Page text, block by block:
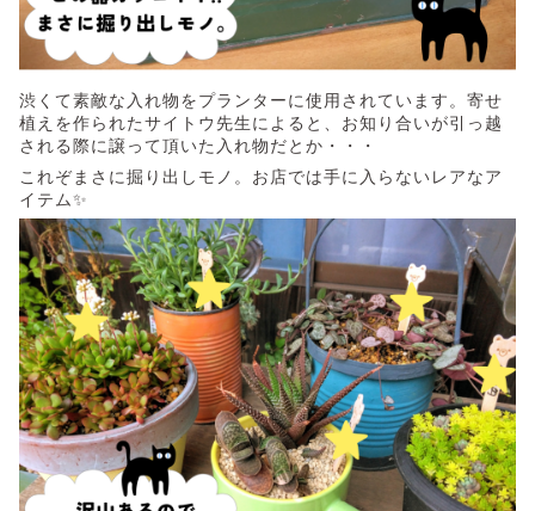
渋くて素敵な入れ物をプランターに使用されています。寄せ
植えを作られたサイトウ先生によると、お知り合いが引っ越
される際に譲って頂いた入れ物だとか・・・
これぞまさに掘り出しモノ。お店では手に入らないレアなア
イテム✨